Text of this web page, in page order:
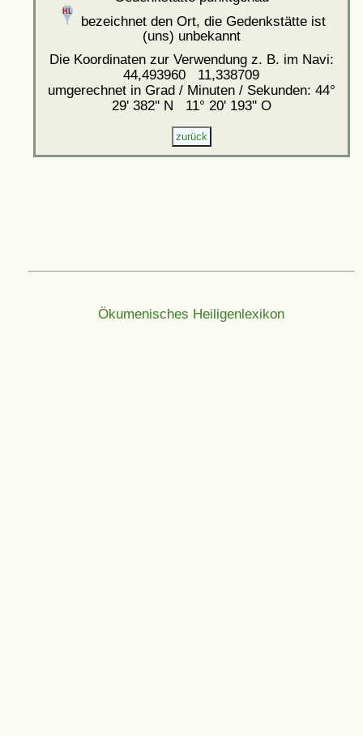
bezeichnet den Ort, die Gedenkstätte ist
(uns) unbekannt
Die Koordinaten zur Verwendung z. B. im Navi:
44,493960 11,338709
umgerechnet in Grad / Minuten / Sekunden: 44°
29' 382'' N 11° 20' 193'' O
Ökumenisches Heiligenlexikon